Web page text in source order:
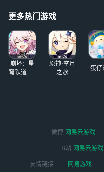
闻！」 手持惊堂
逢人便谈，妙语
珠，一张巧嘴走遍
晟宁，当然也给
更多热门游戏
崩坏：星
穹铁道-4.4
原神·空月
之歌
蛋仔
微博 网易云游戏
B站 网易云游戏
友情链接 网易游戏